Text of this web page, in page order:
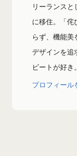
リーランス
に移住。「
らず、機能
デザインを追
ビートが好き。
プロフィール